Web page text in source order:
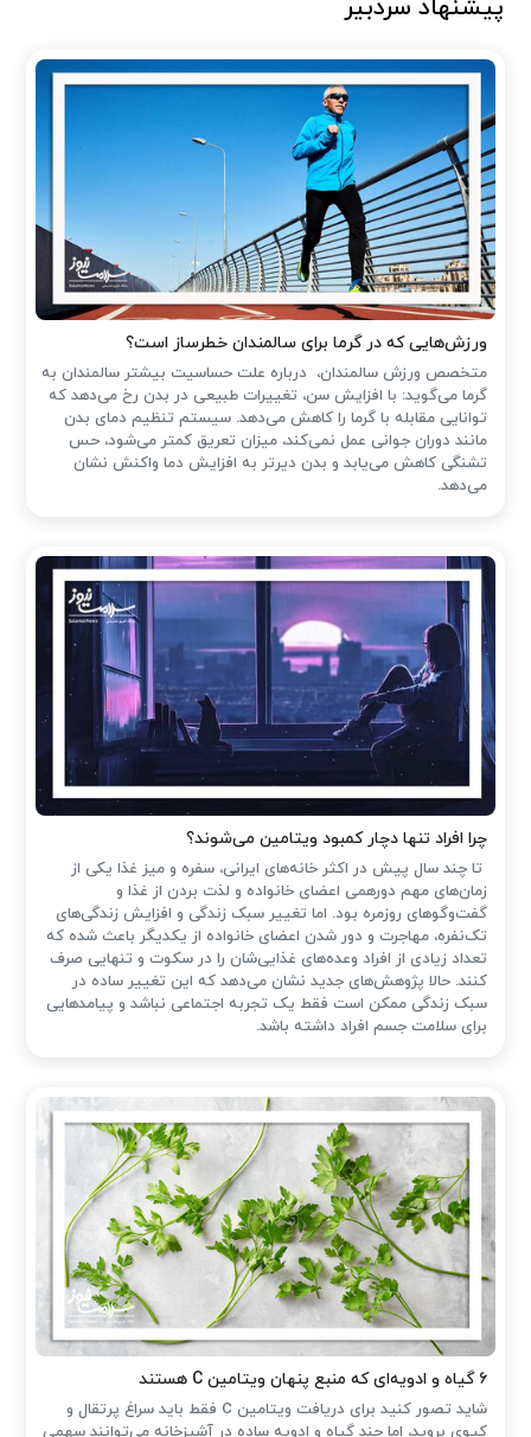
پیشنهاد سردبیر
ورزش‌هایی که در گرما برای سالمندان خطرساز است؟
متخصص ورزش سالمندان، درباره علت حساسیت بیشتر سالمندان به
گرما می‌گوید: با افزایش سن، تغییرات طبیعی در بدن رخ می‌دهد که
توانایی مقابله با گرما را کاهش می‌دهد. سیستم تنظیم دمای بدن
مانند دوران جوانی عمل نمی‌کند، میزان تعریق کمتر می‌شود، حس
تشنگی کاهش می‌یابد و بدن دیرتر به افزایش دما واکنش نشان
می‌دهد.
چرا افراد تنها دچار کمبود ویتامین می‌شوند؟
تا چند سال پیش در اکثر خانه‌های ایرانی، سفره و میز غذا یکی از
زمان‌های مهم دورهمی اعضای خانواده و لذت بردن از غذا و
گفت‌وگوهای روزمره بود. اما تغییر سبک زندگی و افزایش زندگی‌های
تک‌نفره، مهاجرت و دور شدن اعضای خانواده از یکدیگر باعث شده که
تعداد زیادی از افراد وعده‌های غذایی‌شان را در سکوت و تنهایی صرف
کنند. حالا پژوهش‌های جدید نشان می‌دهد که این تغییر ساده در
سبک زندگی ممکن است فقط یک تجربه اجتماعی نباشد و پیامدهایی
برای سلامت جسم افراد داشته باشد.
۶ گیاه و ادویه‌ای که منبع پنهان ویتامین C هستند
شاید تصور کنید برای دریافت ویتامین C فقط باید سراغ پرتقال و
کیوی بروید، اما چند گیاه و ادویه ساده در آشپزخانه می‌توانند سهمی